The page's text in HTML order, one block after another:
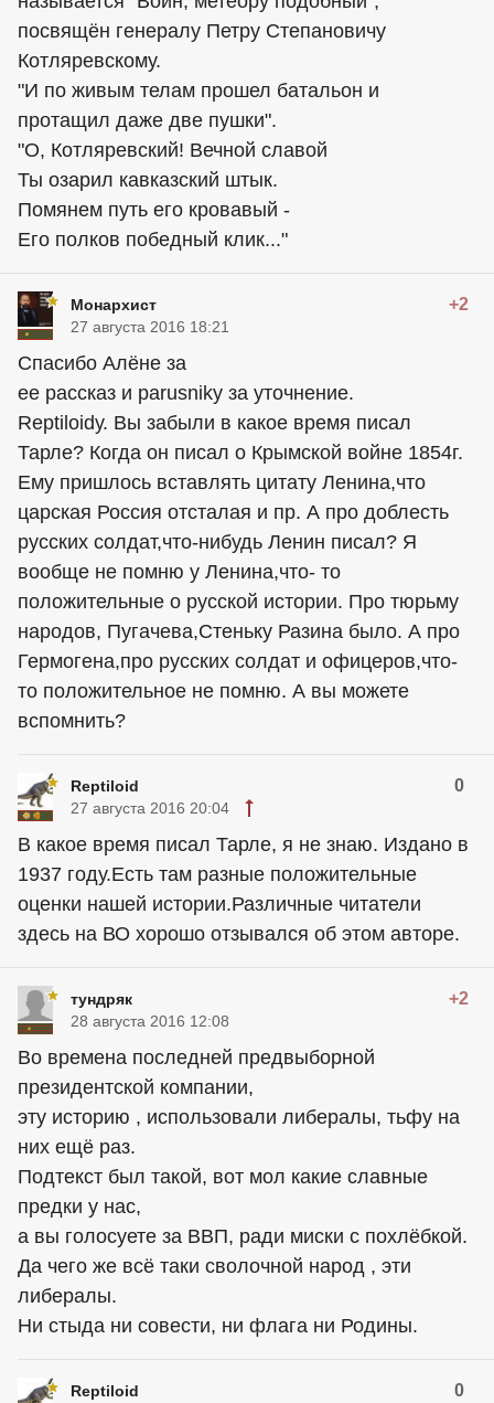
посвящён генералу Петру Степановичу
Котляревскому.
"И по живым телам прошел батальон и
протащил даже две пушки".
"О, Котляревский! Вечной славой
Ты озарил кавказский штык.
Помянем путь его кровавый -
Его полков победный клик..."
Монархист +2
27 августа 2016 18:21
Спасибо Алёне за
ее рассказ и parusnikу за уточнение.
Reptiloidу. Вы забыли в какое время писал
Тарле? Когда он писал о Крымской войне 1854г.
Ему пришлось вставлять цитату Ленина,что
царская Россия отсталая и пр. А про доблесть
русских солдат,что-нибудь Ленин писал? Я
вообще не помню у Ленина,что- то
положительные о русской истории. Про тюрьму
народов, Пугачева,Стеньку Разина было. А про
Гермогена,про русских солдат и офицеров,что-
то положительное не помню. А вы можете
вспомнить?
Reptiloid 0
27 августа 2016 20:04
В какое время писал Тарле, я не знаю. Издано в
1937 году.Есть там разные положительные
оценки нашей истории.Различные читатели
здесь на ВО хорошо отзывался об этом авторе.
тундряк +2
28 августа 2016 12:08
Во времена последней предвыборной
президентской компании,
эту историю , использовали либералы, тьфу на
них ещё раз.
Подтекст был такой, вот мол какие славные
предки у нас,
а вы голосуете за ВВП, ради миски с похлёбкой.
Да чего же всё таки сволочной народ , эти
либералы.
Ни стыда ни совести, ни флага ни Родины.
Reptiloid 0